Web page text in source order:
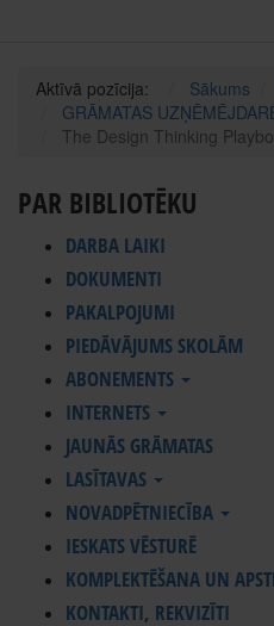
Aktīvā pozīcija: Sākums
GRĀMATAS
The Design Thinking
PAR BIBLIOTĒKU
DARBA LAIKI
DOKUMENTI
PAKALPOJUMI
PIEDĀVĀJUMS SKOLĀM
ABONEMENTS
INTERNETS
JAUNĀS GRĀMATAS
LASĪTAVAS
NOVADPĒTNIECĪBA
IESKATS VĒSTURĒ
KOMPLEKTĒŠANA UN
KONTAKTI, REKVIZĪTI